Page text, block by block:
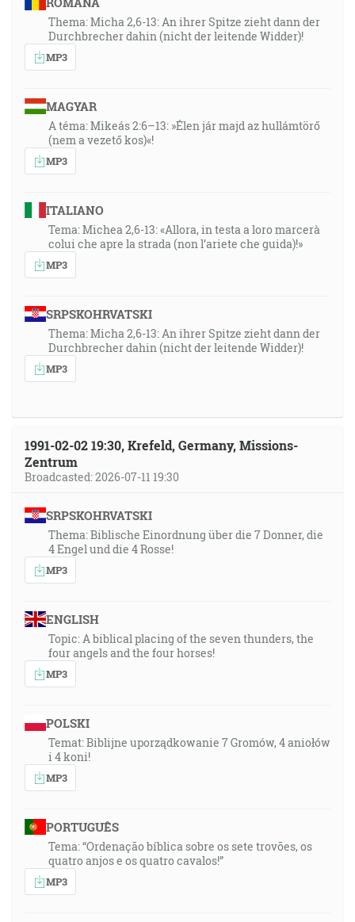
Thema: Micha 2,6-13: An ihrer Spitze zieht dann der
Durchbrecher dahin (nicht der leitende Widder)!
MP3
MAGYAR
A téma: Mikeás 2:6–13: »Élen jár majd az hullámtörő
(nem a vezető kos)«!
MP3
ITALIANO
Tema: Michea 2,6-13: «Allora, in testa a loro marcerà
colui che apre la strada (non l’ariete che guida)!»
MP3
SRPSKOHRVATSKI
Thema: Micha 2,6-13: An ihrer Spitze zieht dann der
Durchbrecher dahin (nicht der leitende Widder)!
MP3
1991-02-02 19:30, Krefeld, Germany, Missions-
Zentrum
Broadcasted: 2026-07-11 19:30
SRPSKOHRVATSKI
Thema: Biblische Einordnung über die 7 Donner, die
4 Engel und die 4 Rosse!
MP3
ENGLISH
Topic: A biblical placing of the seven thunders, the
four angels and the four horses!
MP3
POLSKI
Temat: Biblijne uporządkowanie 7 Gromów, 4 aniołów
i 4 koni!
MP3
PORTUGUÊS
Tema: “Ordenação bíblica sobre os sete trovões, os
quatro anjos e os quatro cavalos!”
MP3